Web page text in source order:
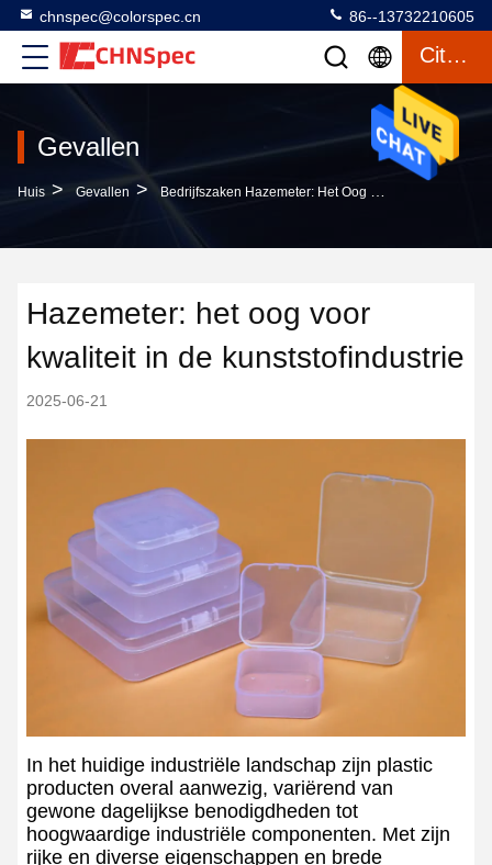
chnspec@colorspec.cn 86--13732210605
Citaat
Gevallen
Huis > Gevallen > Bedrijfszaken Hazemeter: Het Oog Voor Kwaliteit In De Kunststofindustrie
Hazemeter: het oog voor
kwaliteit in de kunststofindustrie
2025-06-21
In het huidige industriële landschap zijn plastic
producten overal aanwezig, variërend van
gewone dagelijkse benodigdheden tot
hoogwaardige industriële componenten. Met zijn
rijke en diverse eigenschappen en brede